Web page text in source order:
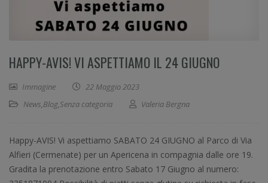
HAPPY-AVIS! VI ASPETTIAMO IL 24 GIUGNO
Immagine
22 Maggio 2023
News,Blog,Senza categoria Valeria Bergna
Happy-AVIS! Vi aspettiamo SABATO 24 GIUGNO al Parco di Via
Alfieri (Cermenate) per un Apericena in compagnia dalle ore 19.
Gradita la prenotazione entro Sabato 17 Giugno al numero: